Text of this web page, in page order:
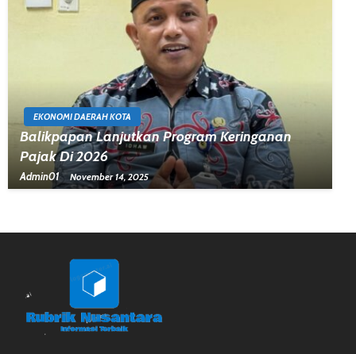
EKONOMI DAERAH KOTA
Balikpapan Lanjutkan Program Keringanan
Pajak Di 2026
Admin01 November 14, 2025